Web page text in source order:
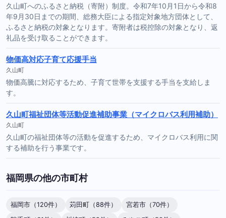
久山町へのふるさと納税（寄附）制度。令和7年10月1日から令和8
年9月30日までの期間、総務大臣による指定対象地方団体として、
ふるさと納税の対象となります。寄附者は税控除の対象となり、返
礼品を受け取ることができます。
物価高対応子育て応援手当
久山町
物価高騰に対応するため、子育て世帯を支援する手当を支給しま
す。
久山町福祉団体等活動促進補助事業（マイクロバス利用補助）
久山町
久山町の福祉団体等の活動を促進するため、マイクロバス利用に関
する補助を行う事業です。
福岡県の他の市町村
福岡市（120件） 苅田町（88件）
宮若市（70件）